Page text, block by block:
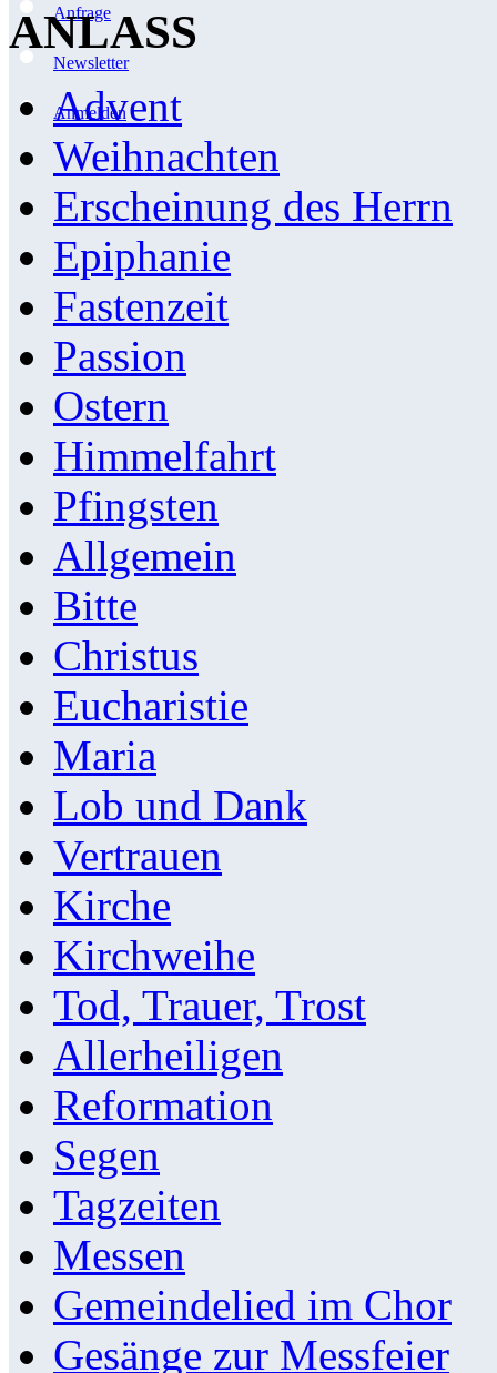
Anfrage
Newsletter
Anmelden
ANLASS
Advent
Weihnachten
Erscheinung des Herrn
Epiphanie
Fastenzeit
Passion
Ostern
Himmelfahrt
Pfingsten
Allgemein
Bitte
Christus
Eucharistie
Maria
Lob und Dank
Vertrauen
Kirche
Kirchweihe
Tod, Trauer, Trost
Allerheiligen
Reformation
Segen
Tagzeiten
Messen
Gemeindelied im Chor
Gesänge zur Messfeier